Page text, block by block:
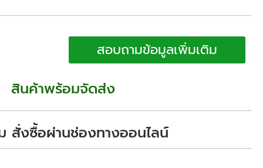
สอบถามข้อมูลเพิ่มเติม
สินค้าพร้อมจัดส่ง
สั่งซื้อผ่านช่องทางออนไลน์